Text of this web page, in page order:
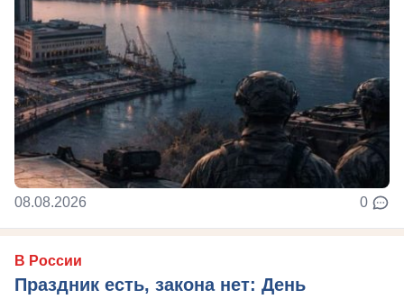
08.08.2026 0
В России
Праздник есть, закона нет: День